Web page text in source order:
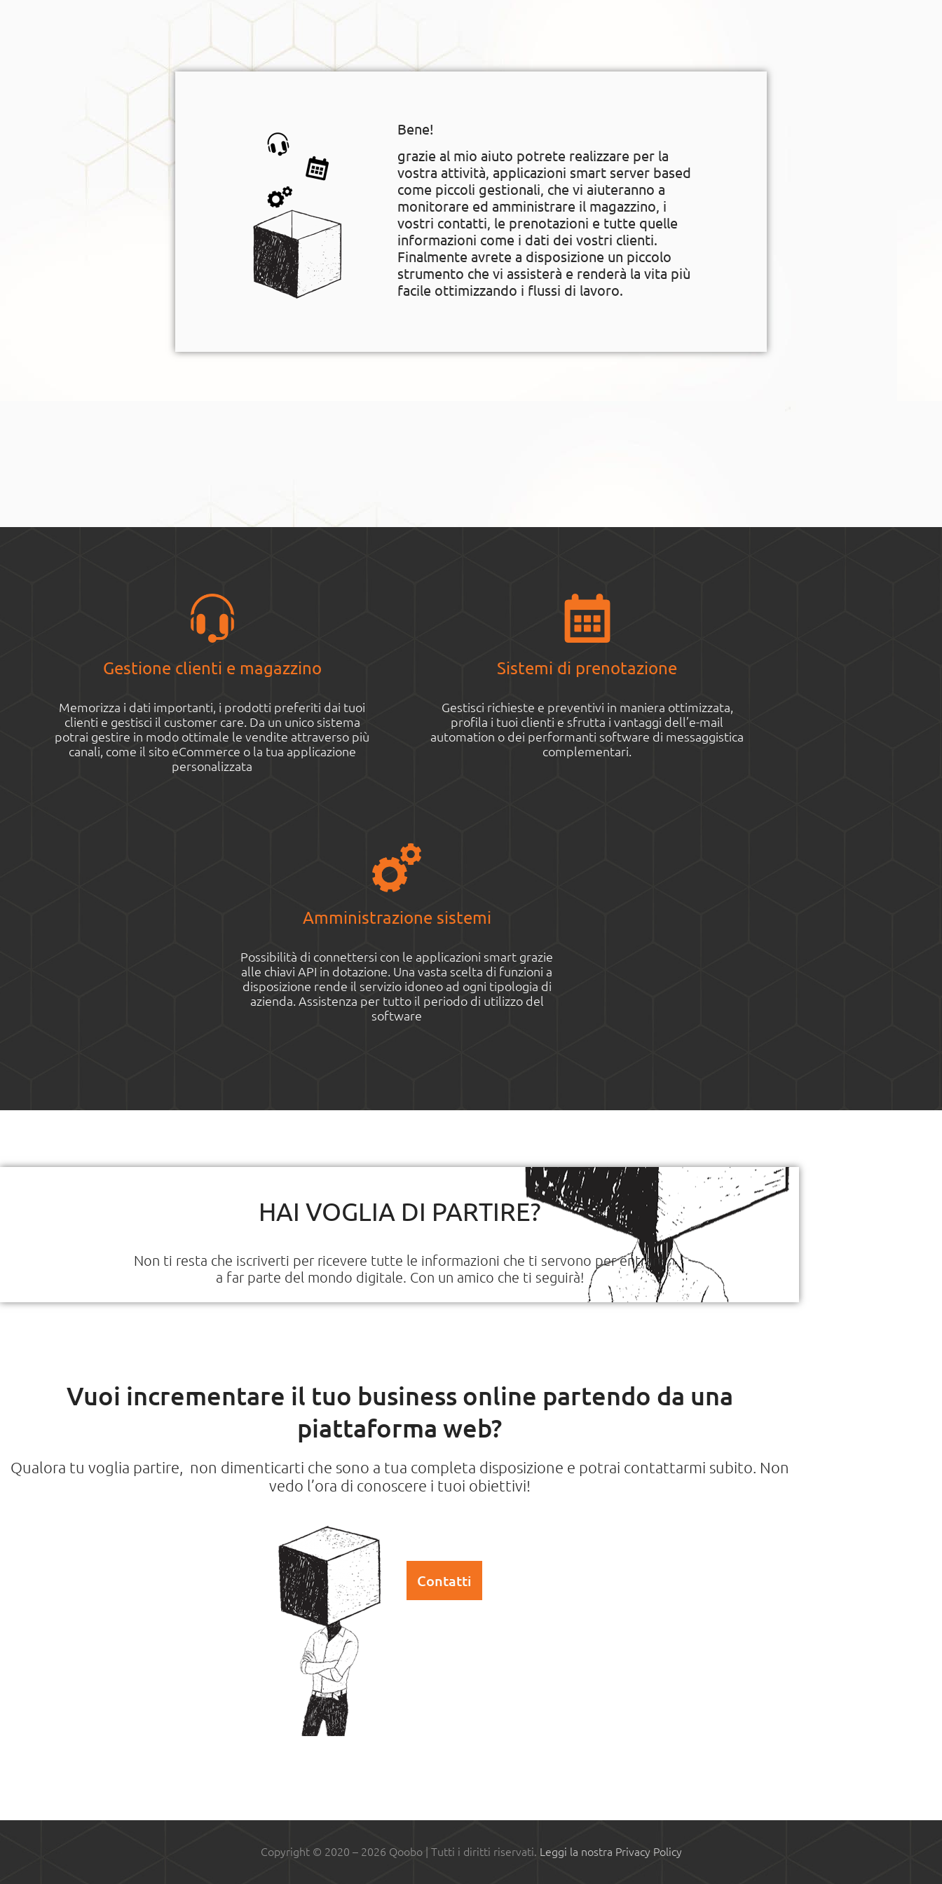
Bene!
grazie al mio aiuto potrete realizzare per la
vostra attività, applicazioni smart server based
come piccoli gestionali, che vi aiuteranno a
monitorare ed amministrare il magazzino, i
vostri contatti, le prenotazioni e tutte quelle
informazioni come i dati dei vostri clienti.
Finalmente avrete a disposizione un piccolo
strumento che vi assisterà e renderà la vita più
facile ottimizzando i flussi di lavoro.
Gestione clienti e magazzino
Memorizza i dati importanti, i prodotti preferiti dai tuoi
clienti e gestisci il customer care. Da un unico sistema
potrai gestire in modo ottimale le vendite attraverso più
canali, come il sito eCommerce o la tua applicazione
personalizzata
Sistemi di prenotazione
Gestisci richieste e preventivi in maniera ottimizzata,
profila i tuoi clienti e sfrutta i vantaggi dell’e-mail
automation o dei performanti software di messaggistica
complementari.
Amministrazione sistemi
Possibilità di connettersi con le applicazioni smart grazie
alle chiavi API in dotazione. Una vasta scelta di funzioni a
disposizione rende il servizio idoneo ad ogni tipologia di
azienda. Assistenza per tutto il periodo di utilizzo del
software
HAI VOGLIA DI PARTIRE?
Non ti resta che iscriverti per ricevere tutte le informazioni che ti servono per entrare
a far parte del mondo digitale. Con un amico che ti seguirà!
Vuoi incrementare il tuo business online partendo da una
piattaforma web?
Qualora tu voglia partire, non dimenticarti che sono a tua completa disposizione e potrai contattarmi subito. Non
vedo l’ora di conoscere i tuoi obiettivi!
Contatti
Copyright © 2020 – 2026 Qoobo | Tutti i diritti riservati. Leggi la nostra Privacy Policy